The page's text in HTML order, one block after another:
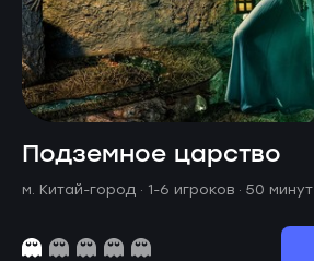
Подземное царство
м. Китай-город · 1-6 игроков · 50 минут